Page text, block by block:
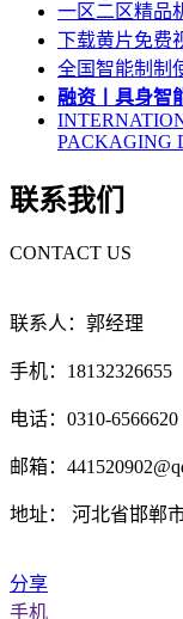
一区二区精品
下载黄片免费
全国智能制制
融资丨具身智
PACKAGING
联系我们
CONTACT US
联系人：郭经理
手机：18132326655
电话：0310-6566620
邮箱：
地址： 河北省邯郸
分享
手机